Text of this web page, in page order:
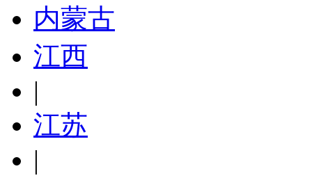
内蒙古
江西
|
江苏
|